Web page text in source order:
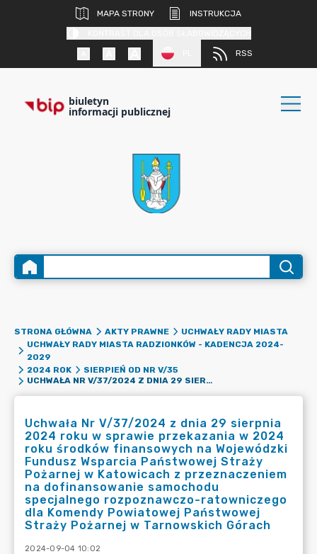
MAPA STRONY
INSTRUKCJA
RSS
biuletyn
informacji publicznej
STRONA GŁÓWNA AKTY PRAWNE
UCHWAŁY RADY MIASTA
UCHWAŁY RADY MIASTA RADZIONKÓW - KADENCJA 2024-
2029
2024 ROK
SIERPIEŃ OD NR V/35
UCHWAŁA NR V/37/2024 Z DNIA 29 SIERPNIA 2024 ROKU W SPRAWIE PRZEKAZANIA W 2024 ROKU ŚRODKÓW FINANSOWYCH NA WOJEWÓDZKI FUNDUSZ WSPARCIA PAŃSTWOWEJ STRAŻY POŻARNEJ W KATOWICACH Z PRZEZNACZENIEM NA DOFINANSOWANIE SAMOCHODU SPECJALNEGO ROZPOZNAWCZO-RATOWNICZEGO DLA KOMENDY POWIATOWEJ PAŃSTWOWEJ STRAŻY POŻARNEJ W TARNOWSKICH GÓRACH
Uchwała Nr V/37/2024 z dnia 29 sierpnia
2024 roku w sprawie przekazania w 2024
roku środków finansowych na Wojewódzki
Fundusz Wsparcia Państwowej Straży
Pożarnej w Katowicach z przeznaczeniem
na dofinansowanie samochodu
specjalnego rozpoznawczo-ratowniczego
dla Komendy Powiatowej Państwowej
Straży Pożarnej w Tarnowskich Górach
2024-09-04 10:02